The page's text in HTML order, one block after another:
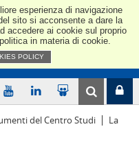
esperienza di navigazione
sito si acconsente a dare la
accedere ai cookie sul proprio
in materia di cookie.
POLICY
del Centro Studi
La